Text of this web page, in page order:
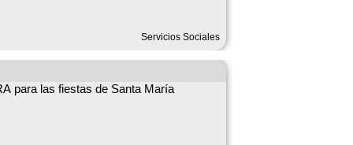
Servicios Sociales
para las fiestas de Santa María